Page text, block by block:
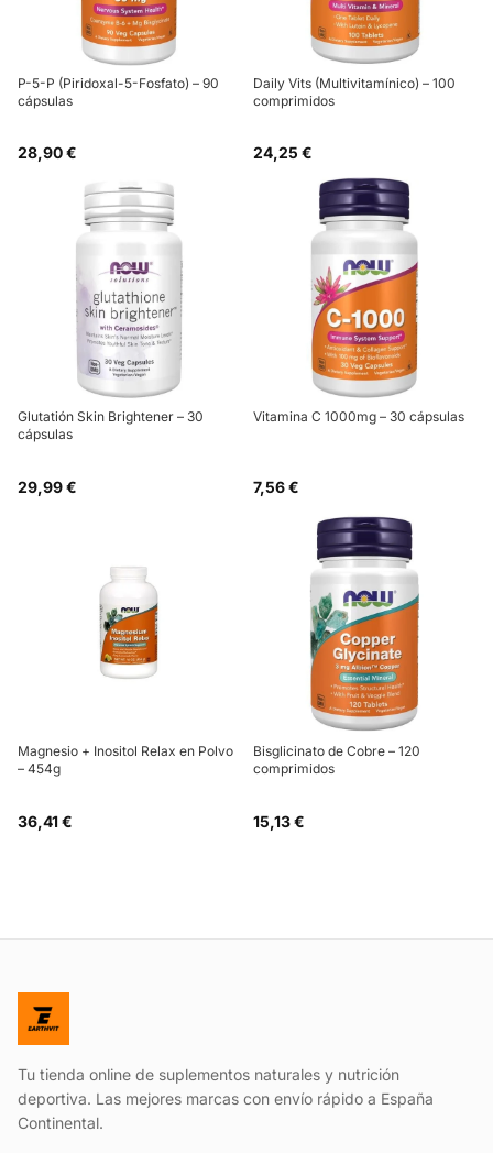
P-5-P (Piridoxal-5-Fosfato) – 90
cápsulas
28,90 €
Daily Vits (Multivitamínico) – 100
comprimidos
24,25 €
Glutatión Skin Brightener – 30
cápsulas
29,99 €
Vitamina C 1000mg – 30 cápsulas
7,56 €
Magnesio + Inositol Relax en Polvo
– 454g
36,41 €
Bisglicinato de Cobre – 120
comprimidos
15,13 €
Tu tienda online de suplementos naturales y nutrición
deportiva. Las mejores marcas con envío rápido a España
Continental.